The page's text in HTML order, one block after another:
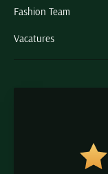
Fashion Team
Vacatures